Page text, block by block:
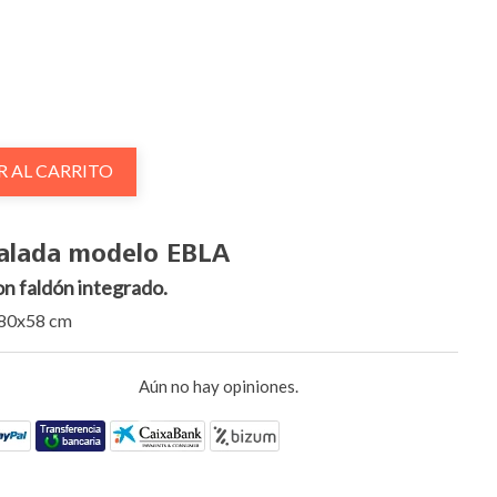
AL CARRITO
modelo EBLA
faldón integrado.
cm
Aún no hay opiniones.